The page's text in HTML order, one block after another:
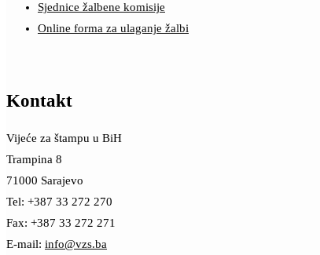
Sjednice žalbene komisije
Online forma za ulaganje žalbi
Kontakt
Vijeće za štampu u BiH
Trampina 8
71000 Sarajevo
Tel: +387 33 272 270
Fax: +387 33 272 271
E-mail: info@vzs.ba